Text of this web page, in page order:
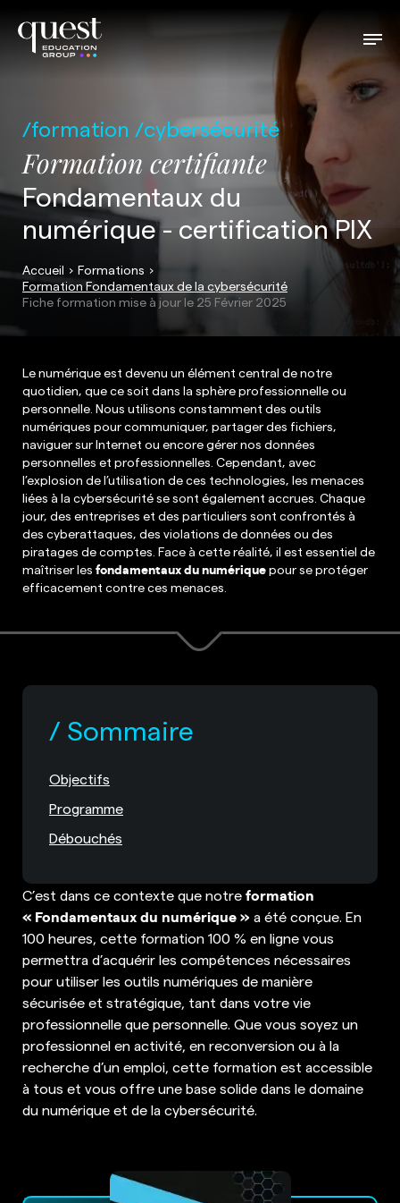
formation cybersécurité
Formation certifiante
Fondamentaux du
numérique - certification PIX
Accueil
Formations
Formation Fondamentaux de la cybersécurité
Fiche formation mise à jour le 25 Février 2025
Le numérique est devenu un élément central de notre
quotidien, que ce soit dans la sphère professionnelle ou
personnelle. Nous utilisons constamment des outils
numériques pour communiquer, partager des fichiers,
naviguer sur Internet ou encore gérer nos données
personnelles et professionnelles. Cependant, avec
l’explosion de l’utilisation de ces technologies, les menaces
liées à la cybersécurité se sont également accrues. Chaque
jour, des entreprises et des particuliers sont confrontés à
des cyberattaques, des violations de données ou des
piratages de comptes. Face à cette réalité, il est essentiel de
maîtriser les fondamentaux du numériquepour se protéger
efficacement contre ces menaces.
C’est dans ce contexte que notre formation
« Fondamentaux du numérique » a été conçue. En
100 heures, cette formation 100 % en ligne vous
permettra d’acquérir les compétences nécessaires
pour utiliser les outils numériques de manière
sécurisée et stratégique, tant dans votre vie
professionnelle que personnelle. Que vous soyez un
professionnel en activité, en reconversion ou à la
recherche d’un emploi, cette formation est accessible
à tous et vous offre une base solide dans le domaine
du numérique et de la cybersécurité.
Sommaire
Objectifs
Programme
Débouchés